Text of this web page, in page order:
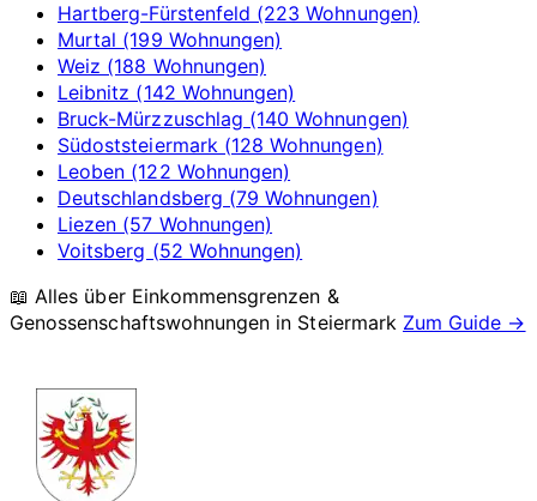
Hartberg-Fürstenfeld (223 Wohnungen)
Murtal (199 Wohnungen)
Weiz (188 Wohnungen)
Leibnitz (142 Wohnungen)
Bruck-Mürzzuschlag (140 Wohnungen)
Südoststeiermark (128 Wohnungen)
Leoben (122 Wohnungen)
Deutschlandsberg (79 Wohnungen)
Liezen (57 Wohnungen)
Voitsberg (52 Wohnungen)
📖 Alles über Einkommensgrenzen &
Genossenschaftswohnungen in Steiermark Zum Guide →